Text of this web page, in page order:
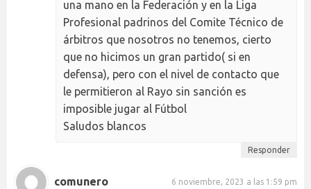
una mano en la Federación y en la Liga
Profesional padrinos del Comite Técnico de
árbitros que nosotros no tenemos, cierto
que no hicimos un gran partido( si en
defensa), pero con el nivel de contacto que
le permitieron al Rayo sin sanción es
imposible jugar al Fútbol
Saludos blancos
Responder
comunero 6 noviembre, 2023 a las 1:59 pm